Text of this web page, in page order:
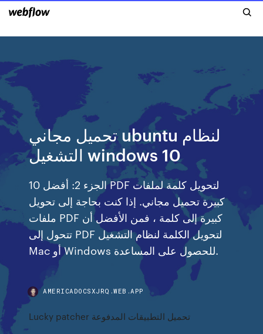
تحميل مجاني ubuntu لنظام
التشغيل windows 10
الجزء 2: أفضل 10 PDF لتحويل كلمة لملفات
كبيرة تحميل مجاني. إذا كنت بحاجة إلى تحويل
ملفات PDF كبيرة إلى كلمة ، فمن الأفضل أن
تتحول إلى PDF لتحويل الكلمة لنظام التشغيل
Mac أو Windows للحصول على المساعدة.
AMERICADOCSXJRQ.WEB.APP
Lucky patcher تحميل التطبيقات المدفوعة